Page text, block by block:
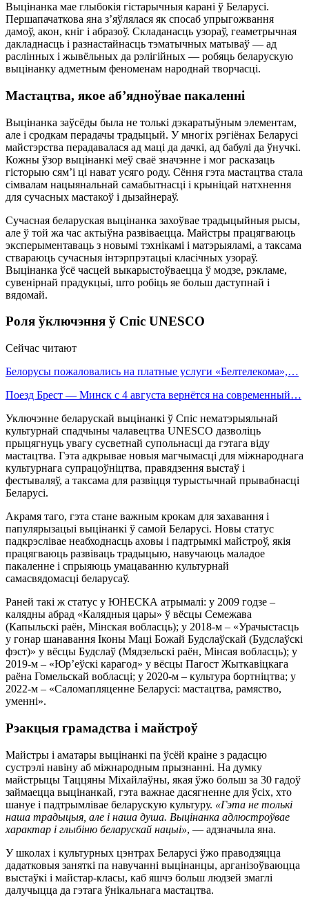
Выцінанка мае глыбокія гістарычныя карані ў Беларусі.
Першапачаткова яна з’яўлялася як спосаб упрыгожвання
дамоў, акон, кніг і абразоў. Складанасць узораў, геаметрычная
дакладнасць і разнастайнасць тэматычных матываў — ад
раслінных і жывёльных да рэлігійных — робяць беларускую
выцінанку адметным феноменам народнай творчасці.
Мастацтва, якое аб’ядноўвае пакаленні
Выцінанка заўсёды была не толькі дэкаратыўным элементам,
але і сродкам перадачы традыцый. У многіх рэгіёнах Беларусі
майстэрства перадавалася ад маці да дачкі, ад бабулі да ўнучкі.
Кожны ўзор выцінанкі меў сваё значэнне і мог расказаць
гісторыю сям’і ці нават усяго роду. Сёння гэта мастацтва стала
сімвалам нацыянальнай самабытнасці і крыніцай натхнення
для сучасных мастакоў і дызайнераў.
Сучасная беларуская выцінанка захоўвае традыцыйныя рысы,
але ў той жа час актыўна развіваецца. Майстры працягваюць
эксперыментаваць з новымі тэхнікамі і матэрыяламі, а таксама
ствараюць сучасныя інтэрпрэтацыі класічных узораў.
Выцінанка ўсё часцей выкарыстоўваецца ў модзе, рэкламе,
сувенірнай прадукцыі, што робіць яе больш даступнай і
вядомай.
Роля ўключэння ў Спіс UNESCO
Сейчас читают
Белорусы пожаловались на платные услуги «Белтелекома»,…
Поезд Брест — Минск с 4 августа вернётся на современный…
Уключэнне беларускай выцінанкі ў Спіс нематэрыяльнай
культурнай спадчыны чалавецтва UNESCO дазволіць
прыцягнуць увагу сусветнай супольнасці да гэтага віду
мастацтва. Гэта адкрывае новыя магчымасці для міжнароднага
культурнага супрацоўніцтва, правядзення выстаў і
фестываляў, а таксама для развіцця турыстычнай прывабнасці
Беларусі.
Акрамя таго, гэта стане важным крокам для захавання і
папулярызацыі выцінанкі ў самой Беларусі. Новы статус
падкрэслівае неабходнасць аховы і падтрымкі майстроў, якія
працягваюць развіваць традыцыю, навучаюць маладое
пакаленне і спрыяюць умацаванню культурнай
самасвядомасці беларусаў.
Раней такі ж статус у ЮНЕСКА атрымалі: у 2009 годзе –
калядны абрад «Калядныя цары» ў вёсцы Семежава
(Капыльскі раён, Мінская вобласць); у 2018-м – «Урачыстасць
у гонар шанавання Іконы Маці Божай Будслаўскай (Будслаўскі
фэст)» у вёсцы Будслаў (Мядзельскі раён, Мінсая вобласць); у
2019-м – «Юр’еўскі карагод» у вёсцы Пагост Жыткавіцкага
раёна Гомельскай вобласці; у 2020-м – культура бортніцтва; у
2022-м – «Саломапляценне Беларусі: мастацтва, рамяство,
уменні».
Рэакцыя грамадства і майстроў
Майстры і аматары выцінанкі па ўсёй краіне з радасцю
сустрэлі навіну аб міжнародным прызнанні. На думку
майстрыцы Таццяны Міхайлаўны, якая ўжо больш за 30 гадоў
займаецца выцінанкай, гэта важнае дасягненне для ўсіх, хто
шануе і падтрымлівае беларускую культуру. «Гэта не толькі
наша традыцыя, але і наша душа. Выцінанка адлюстроўвае
характар і глыбіню беларускай нацыі», — адзначыла яна.
У школах і культурных цэнтрах Беларусі ўжо праводзяцца
дадатковыя заняткі па навучанні выцінанцы, арганізоўваюцца
выстаўкі і майстар-класы, каб яшчэ больш людзей змаглі
далучыцца да гэтага ўнікальнага мастацтва.